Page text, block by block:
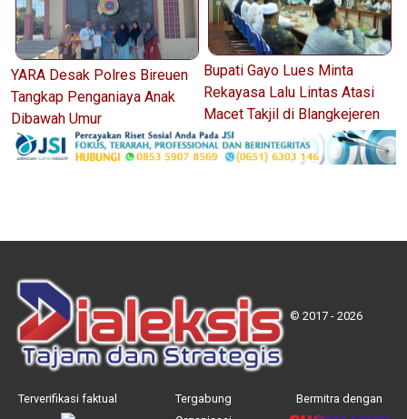
YARA Desak Polres Bireuen
Tangkap Penganiaya Anak
Dibawah Umur
Bupati Gayo Lues Minta
Rekayasa Lalu Lintas Atasi
Macet Takjil di Blangkejeren
© 2017 - 2026
Terverifikasi faktual
Tergabung
Bermitra dengan